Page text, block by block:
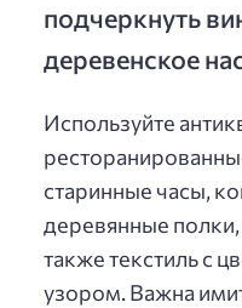
подчеркнуть
деревенское
Используйте
старинные часы,
деревянные
также текстиль с
узором. Важна